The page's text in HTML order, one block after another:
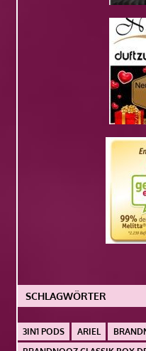
SCHLAGWÖRTER
3IN1 PODS ARIEL